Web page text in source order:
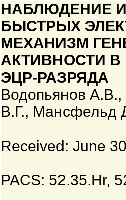
НАБЛЮДЕНИЕ
БЫСТРЫХ
МЕХАНИЗМ
АКТИВНОСТИ
ЭЦР-РАЗРЯДА
Водопьянов А.В.,
В.Г., Мансфельд
Received: June
PACS: 52.35.Hr,